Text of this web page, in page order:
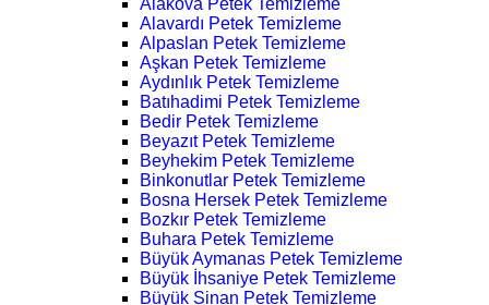
Alakova Petek Temizleme
Alavardı Petek Temizleme
Alpaslan Petek Temizleme
Aşkan Petek Temizleme
Aydınlık Petek Temizleme
Batıhadimi Petek Temizleme
Bedir Petek Temizleme
Beyazıt Petek Temizleme
Beyhekim Petek Temizleme
Binkonutlar Petek Temizleme
Bosna Hersek Petek Temizleme
Bozkır Petek Temizleme
Buhara Petek Temizleme
Büyük Aymanas Petek Temizleme
Büyük İhsaniye Petek Temizleme
Büyük Sinan Petek Temizleme